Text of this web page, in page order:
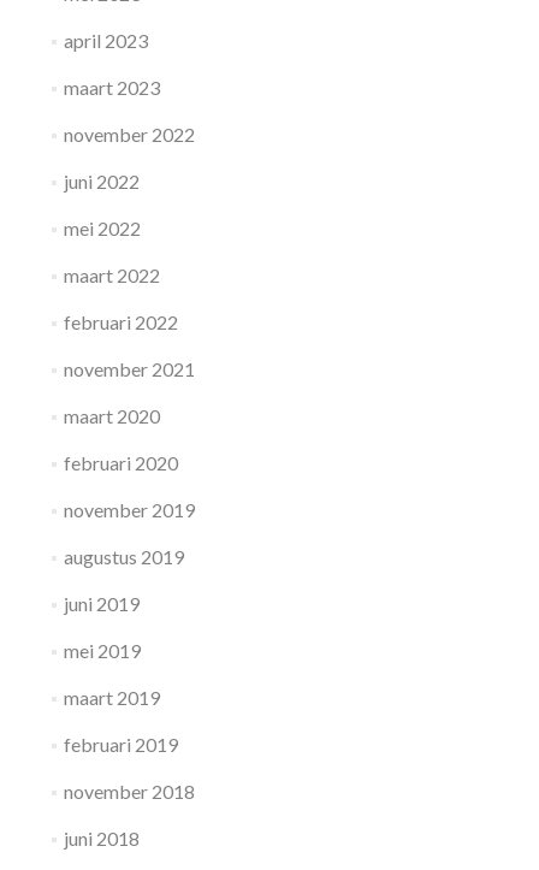
april 2023
maart 2023
november 2022
juni 2022
mei 2022
maart 2022
februari 2022
november 2021
maart 2020
februari 2020
november 2019
augustus 2019
juni 2019
mei 2019
maart 2019
februari 2019
november 2018
juni 2018